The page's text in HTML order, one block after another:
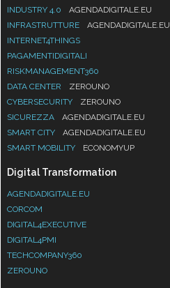
INDUSTRY 4.0
AGENDADIGITALE.EU
INFRASTRUTTURE
AGENDADIGITALE.EU
INTERNET4THINGS
PAGAMENTIDIGITALI
RISKMANAGEMENT360
DATA CENTER
ZEROUNO
CYBERSECURITY
ZEROUNO
SICUREZZA
AGENDADIGITALE.EU
SMART CITY
AGENDADIGITALE.EU
SMART MOBILITY
ECONOMYUP
Digital Transformation
AGENDADIGITALE.EU
CORCOM
DIGITAL4EXECUTIVE
DIGITAL4PMI
TECHCOMPANY360
ZEROUNO